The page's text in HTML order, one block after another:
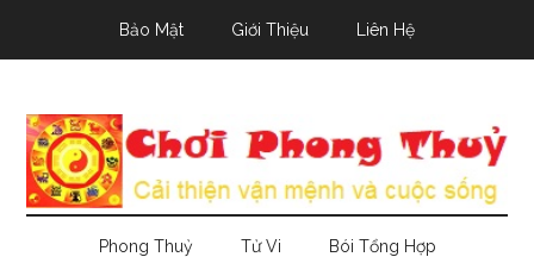
Bảo Mật Giới Thiệu Liên Hệ
Phong Thuỷ Tử Vi Bói Tổng Hợp